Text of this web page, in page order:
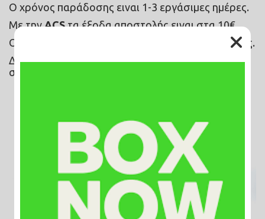
Ο χρόνος παράδοσης ειναι 1-3 εργάσιμες ημέρες.
Με την ACS τα έξοδα αποστολής ειναι στα 10€.
Ο χρόνος παράδοσης ειναι 7-10 εργάσιμες ημέρες.
Δεν υποστηρίζετε η αντικαταβολή για αποστολές
στην Κύπρο.
Συσχετιζόμενα Προϊόντα
ΝΕΟ